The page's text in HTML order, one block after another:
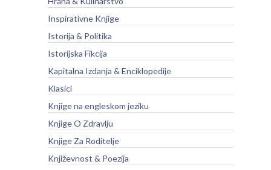
Inspirativne Knjige
Istorija & Politika
Istorijska Fikcija
Kapitalna Izdanja & Enciklopedije
Klasici
Knjige na engleskom jeziku
Knjige O Zdravlju
Knjige Za Roditelje
Književnost & Poezija